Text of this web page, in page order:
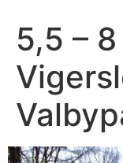
5,5 –